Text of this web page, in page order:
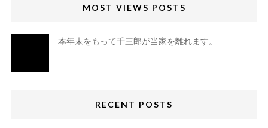
MOST VIEWS POSTS
本年末をもって千三郎が当家を離れます。
RECENT POSTS